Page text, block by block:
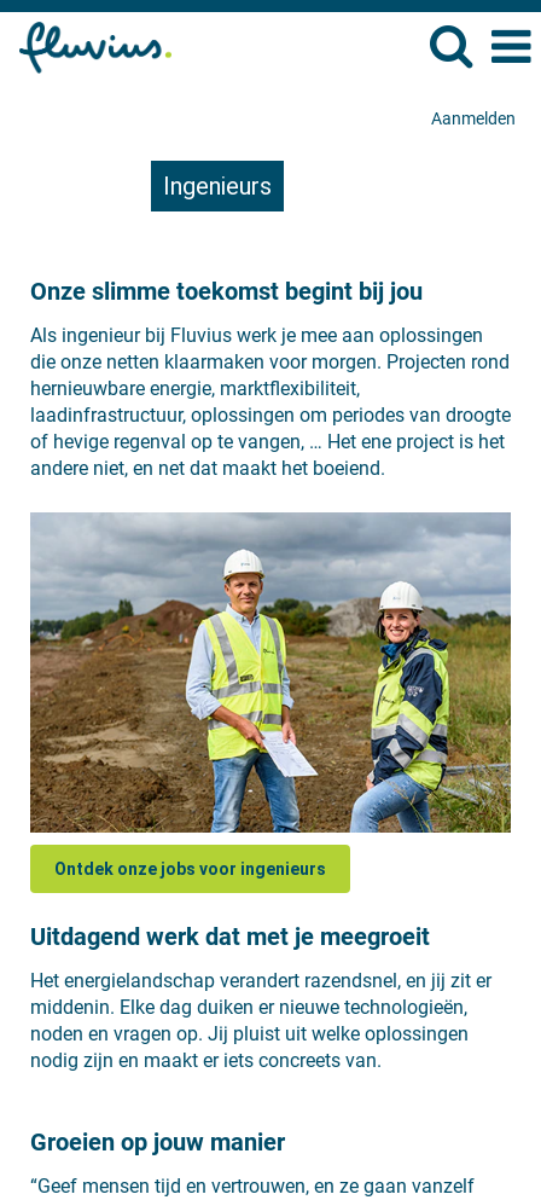
Aanmelden
Ingenieurs
Onze slimme toekomst begint bij jou
Als ingenieur bij Fluvius werk je mee aan oplossingen
die onze netten klaarmaken voor morgen. Projecten rond
hernieuwbare energie, marktflexibiliteit,
laadinfrastructuur, oplossingen om periodes van droogte
of hevige regenval op te vangen, … Het ene project is het
andere niet, en net dat maakt het boeiend.
Ontdek onze jobs voor ingenieurs
Uitdagend werk dat met je meegroeit
Het energielandschap verandert razendsnel, en jij zit er
middenin. Elke dag duiken er nieuwe technologieën,
noden en vragen op. Jij pluist uit welke oplossingen
nodig zijn en maakt er iets concreets van.
Groeien op jouw manier
“Geef mensen tijd en vertrouwen, en ze gaan vanzelf